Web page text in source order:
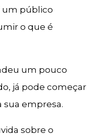
um público
o que é
um pouco
já pode começar
sua empresa.
sobre o